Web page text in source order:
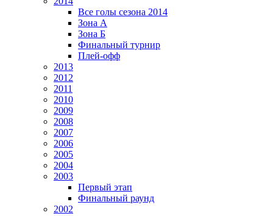
Все голы сезона 2014
Зона А
Зона Б
Финальный турнир
Плей-офф
2013
2012
2011
2010
2009
2008
2007
2006
2005
2004
2003
Первый этап
Финальный раунд
2002